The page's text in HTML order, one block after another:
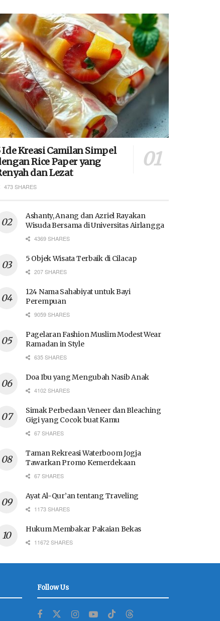
Ide Kreasi Camilan Simpel
Rice Paper yang
dan Lezat
473 SHARES
Ashanty, Anang dan Azriel Rayakan
Wisuda Bersama di Universitas Airlangga
4369 SHARES
5 Objek Wisata Terbaik di Cilacap
207 SHARES
124 Nama Sahabiyat untuk Bayi
Perempuan
9059 SHARES
Pagelaran Fashion Muslim Modest Wear
Ramadan in Style
635 SHARES
Doa Ibu yang Mengubah Nasib Anak
4102 SHARES
Simak Perbedaan Veneer dan Bleaching
Gigi yang Cocok buat Kamu
67 SHARES
Taman Rekreasi Waterboom Jogja
Tawarkan Promo Kemerdekaan
67 SHARES
Ayat Al-Qur’an tentang Traveling
1173 SHARES
Hukum Membakar Pakaian Bekas
11672 SHARES
Follow Us